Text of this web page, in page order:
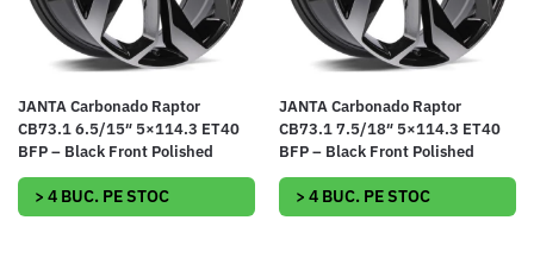
JANTA Carbonado Raptor
CB73.1 6.5/15″ 5×114.3 ET40
BFP – Black Front Polished
> 4 BUC. PE STOC
JANTA Carbonado Raptor
CB73.1 7.5/18″ 5×114.3 ET40
BFP – Black Front Polished
> 4 BUC. PE STOC